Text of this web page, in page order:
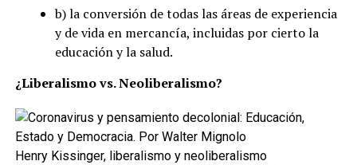
b) la conversión de todas las áreas de experiencia
y de vida en mercancía, incluidas por cierto la
educación y la salud.
¿Liberalismo vs. Neoliberalismo?
Henry Kissinger, liberalismo y neoliberalismo